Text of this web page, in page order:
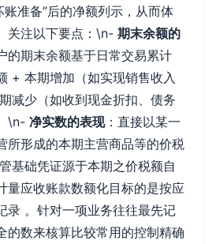
账准备”后的净额列示，从而体
关注以下要点：\n- 期末余额的
的期末余额基于日常交易累计
+ 本期增加（如实现销售收入
减少（如收到现金折扣、债务
\n- 净实数的表现：直接以某一
所形成的本期主营商品等的价税
基础凭证源于本期之价税额自
量应收账款数额化目标的是按应
录 。针对一项业务往往最先记
的数来核算比较常用的控制精确